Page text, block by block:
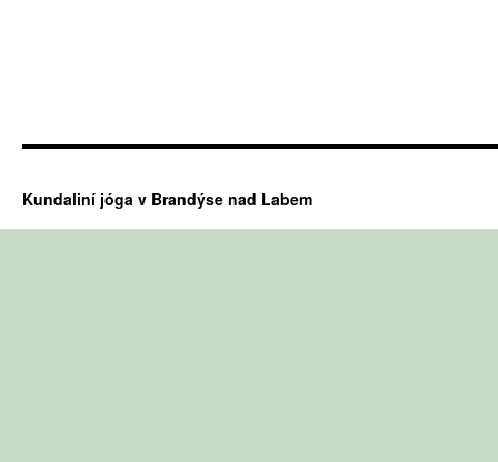
Kundaliní jóga v Brandýse nad Labem